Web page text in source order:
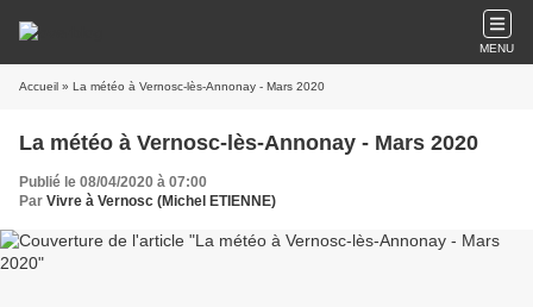
MENU
Accueil » La météo à Vernosc-lès-Annonay - Mars 2020
La météo à Vernosc-lès-Annonay - Mars 2020
Publié le 08/04/2020 à 07:00
Par Vivre à Vernosc (Michel ETIENNE)